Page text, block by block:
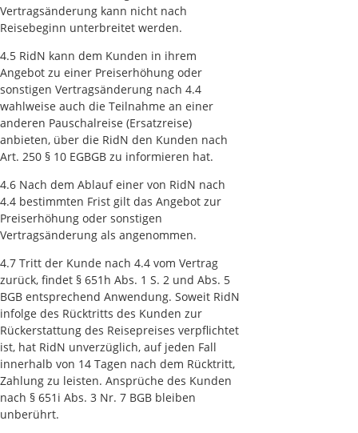
Vertragsänderung kann nicht nach
Reisebeginn unterbreitet werden.
4.5 RidN kann dem Kunden in ihrem
Angebot zu einer Preiserhöhung oder
sonstigen Vertragsänderung nach 4.4
wahlweise auch die Teilnahme an einer
anderen Pauschalreise (Ersatzreise)
anbieten, über die RidN den Kunden nach
Art. 250 § 10 EGBGB zu informieren hat.
4.6 Nach dem Ablauf einer von RidN nach
4.4 bestimmten Frist gilt das Angebot zur
Preiserhöhung oder sonstigen
Vertragsänderung als angenommen.
4.7 Tritt der Kunde nach 4.4 vom Vertrag
zurück, findet § 651h Abs. 1 S. 2 und Abs. 5
BGB entsprechend Anwendung. Soweit RidN
infolge des Rücktritts des Kunden zur
Rückerstattung des Reisepreises verpflichtet
ist, hat RidN unverzüglich, auf jeden Fall
innerhalb von 14 Tagen nach dem Rücktritt,
Zahlung zu leisten. Ansprüche des Kunden
nach § 651i Abs. 3 Nr. 7 BGB bleiben
unberührt.